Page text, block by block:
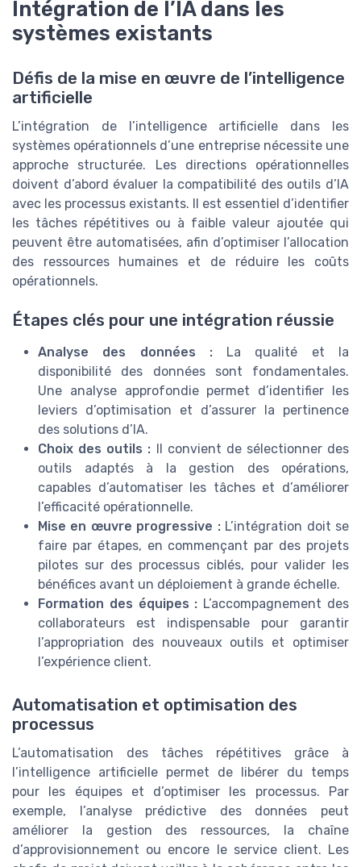
Intégration de l’IA dans les
systèmes existants
Défis de la mise en œuvre de l’intelligence
artificielle
L’intégration de l’intelligence artificielle dans les
systèmes opérationnels d’une entreprise nécessite une
approche structurée. Les directions opérationnelles
doivent d’abord évaluer la compatibilité des outils d’IA
avec les processus existants. Il est essentiel d’identifier
les tâches répétitives ou à faible valeur ajoutée qui
peuvent être automatisées, afin d’optimiser l’allocation
des ressources humaines et de réduire les coûts
opérationnels.
Étapes clés pour une intégration réussie
Analyse des données :La qualité et la
disponibilité des données sont fondamentales.
Une analyse approfondie permet d’identifier les
leviers d’optimisation et d’assurer la pertinence
des solutions d’IA.
Choix des outils : Il convient de sélectionner des
outils adaptés à la gestion des opérations,
capables d’automatiser les tâches et d’améliorer
l’efficacité opérationnelle.
Mise en œuvre progressive :L’intégration doit se
faire par étapes, en commençant par des projets
pilotes sur des processus ciblés, pour valider les
bénéfices avant un déploiement à grande échelle.
Formation des équipes : L’accompagnement des
collaborateurs est indispensable pour garantir
l’appropriation des nouveaux outils et optimiser
l’expérience client.
Automatisation et optimisation des
processus
L’automatisation des tâches répétitives grâce à
l’intelligence artificielle permet de libérer du temps
pour les équipes et d’optimiser les processus. Par
exemple, l’analyse prédictive des données peut
améliorer la gestion des ressources, la chaîne
d’approvisionnement ou encore le service client. Les